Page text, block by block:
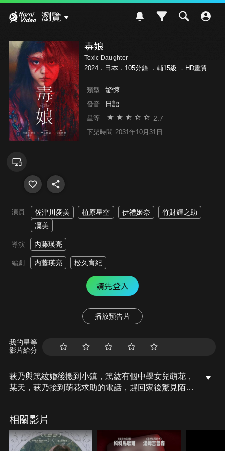
瀏覽
毒娘
Toxic Daughter
2024．日本．105分鐘 ． 輔15級 ．HD畫質
類型 驚悚
發音 日語
星等 2.7
下架時間 2031年10月31日
演員 佐津川愛美 植原星空 伊禮姬奈
竹財輝之助
凜美
導演 内藤瑛亮
編劇 内藤瑛亮 松久育紀
請先登入
播放預告片
我的星等
影片給分
萩乃與篤紘婚後搬到小鎮，篤紘有個中學女兒萌花，
某天，萩乃接到萌花求助的電話，趕回家後驚見陌生
學，小千一家被迫搬離，但她時常回來製造麻煩，孤
獨的萌花對小千的反叛行為產生共鳴，然而小千的行
為逐漸失控……
相關影片